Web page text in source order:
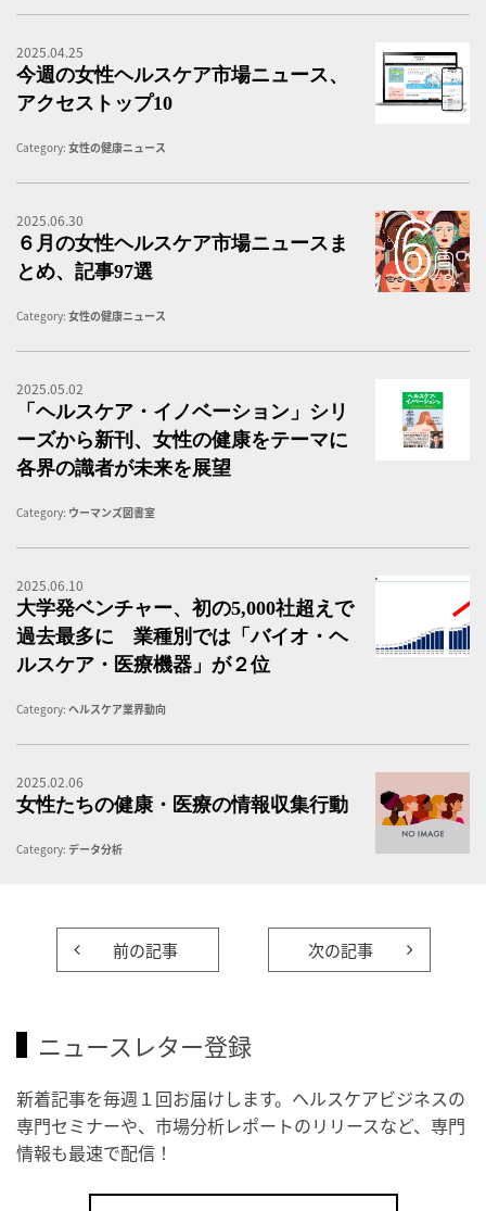
2025.04.25
今週の女性ヘルスケア市場ニュース、
アクセストップ10
Category: 女性の健康ニュース
2025.06.30
６月の女性ヘルスケア市場ニュースま
とめ、記事97選
Category: 女性の健康ニュース
2025.05.02
「ヘルスケア・イノベーション」シリ
ーズから新刊、女性の健康をテーマに
各界の識者が未来を展望
Category: ウーマンズ図書室
2025.06.10
大学発ベンチャー、初の5,000社超えで
過去最多に 業種別では「バイオ・ヘ
ルスケア・医療機器」が２位
Category: ヘルスケア業界動向
2025.02.06
女性たちの健康・医療の情報収集行動
Category: データ分析
前の記事 次の記事
ニュースレター登録
新着記事を毎週１回お届けします。ヘルスケアビジネスの
専門セミナーや、市場分析レポートのリリースなど、専門
情報も最速で配信！